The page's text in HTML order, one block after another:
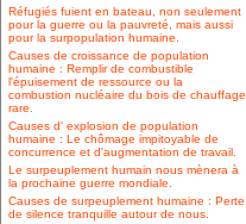
Réfugiés fuient en bateau, non seulement
pour la guerre ou la pauvreté, mais aussi
pour la surpopulation humaine.
Causes de croissance de population
humaine : Remplir de combustible
l'épuisement de ressource ou la
combustion nucléaire du bois de chauffage
rare.
Causes d' explosion de population
humaine : Le chômage impitoyable de
concurrence et d'augmentation de travail.
Le surpeuplement humain nous mènera à
la prochaine guerre mondiale.
Causes de surpeuplement humaine : Perte
de silence tranquille autour de nous.